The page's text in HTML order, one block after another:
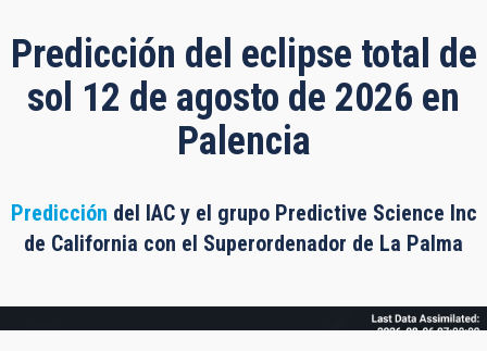
Predicción del eclipse total de
sol 12 de agosto de 2026 en
Palencia
Predicción del IAC y el grupo Predictive Science Inc
de California con el Superordenador de La Palma